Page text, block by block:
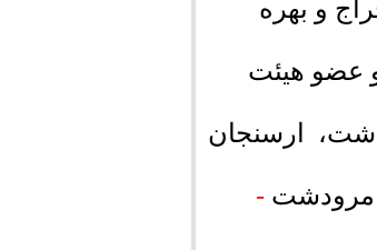
و بهره
عضو هیئت
ارسنجان
مرودشت -